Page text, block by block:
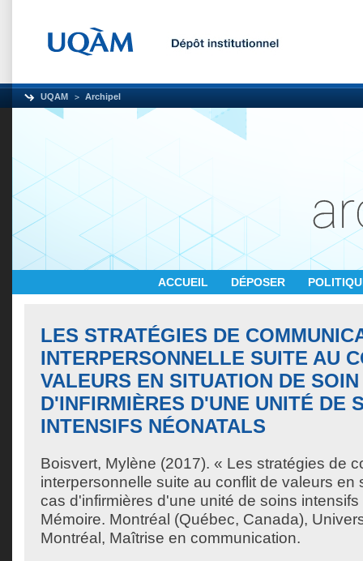
UQAM Archipel
ACCUEIL DÉPOSER
LES STRATÉGIES DE
INTERPERSONNELLE SUITE AU
VALEURS EN SITUATION DE
D'INFIRMIÈRES D'UNE UNITÉ DE
INTENSIFS NÉONATALS
Boisvert, Mylène (2017). « Les stratégies de
interpersonnelle suite au conflit de valeurs en
cas d'infirmières d'une unité de soins
Mémoire. Montréal (Québec, Canada),
Montréal, Maîtrise en communication.